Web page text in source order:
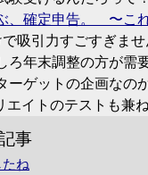
、確定申告。 〜こ
で吸引力すごすぎま
ろ年末調整の方が需
ーゲットの企画なの
イトのテストも兼ね
事
ね